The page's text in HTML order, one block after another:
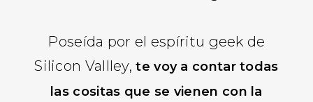
Poseída por el espíritu geek de
Silicon Vallley,te voy a contar todas
las cositas que se vienen con la